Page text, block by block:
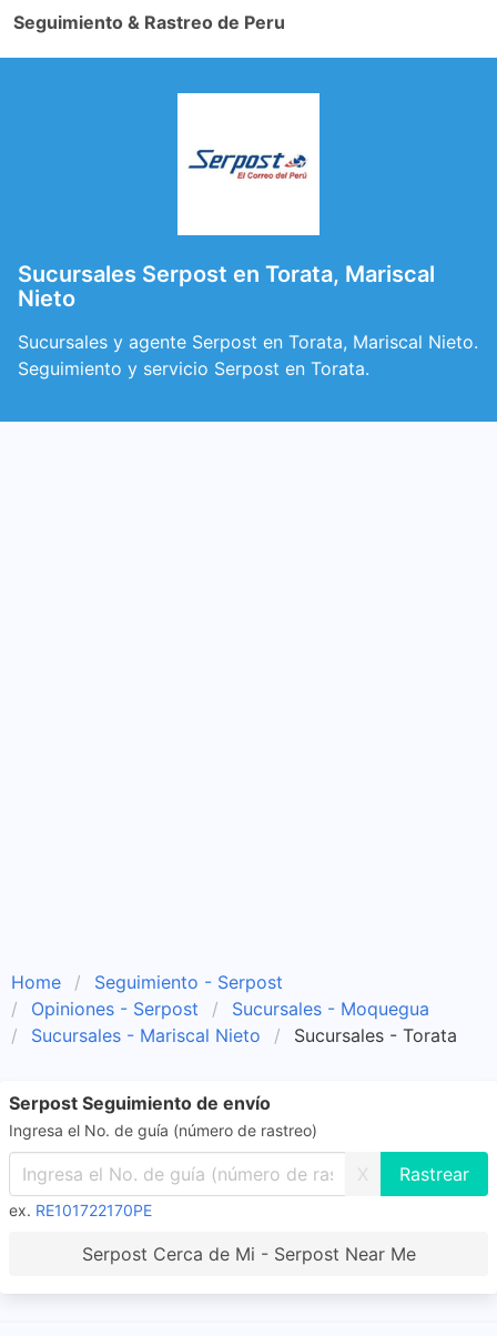
Seguimiento & Rastreo de Peru
Sucursales Serpost en Torata, Mariscal
Nieto
Sucursales y agente Serpost en Torata, Mariscal Nieto.
Seguimiento y servicio Serpost en Torata.
Home
Seguimiento - Serpost
Opiniones - Serpost
Sucursales - Moquegua
Sucursales - Mariscal Nieto
Sucursales - Torata
Serpost Seguimiento de envío
Ingresa el No. de guía (número de rastreo)
X
ex. RE101722170PE
Serpost Cerca de Mi - Serpost Near Me